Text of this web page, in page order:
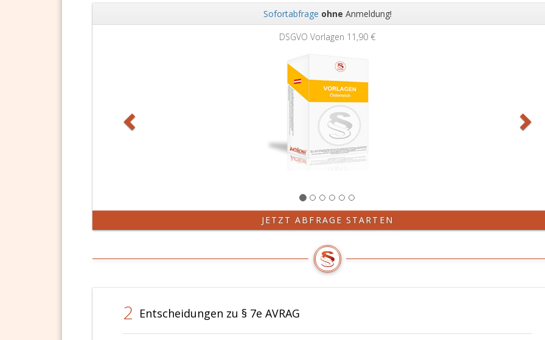
Sofortabfrage ohne Anmeldung!
DSGVO Vorlagen 11,90 €
JETZT ABFRAGE STARTEN
2 Entscheidungen zu § 7e AVRAG